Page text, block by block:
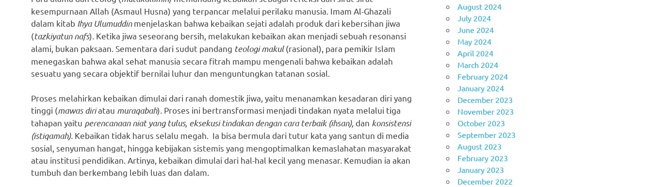
kesempurnaan Allah (Asmaul Husna) yang terpancar melalui perilaku manusia. Imam Al-Ghazali
dalam kitab Ihya Ulumuddinmenjelaskan bahwa kebaikan sejati adalah produk dari kebersihan jiwa
(tazkiyatun nafs). Ketika jiwa seseorang bersih, melakukan kebaikan akan menjadi sebuah resonansi
alami, bukan paksaan. Sementara dari sudut pandang teologi makul(rasional), para pemikir Islam
menegaskan bahwa akal sehat manusia secara fitrah mampu mengenali bahwa kebaikan adalah
sesuatu yang secara objektif bernilai luhur dan menguntungkan tatanan sosial.
Proses melahirkan kebaikan dimulai dari ranah domestik jiwa, yaitu menanamkan kesadaran diri yang
tinggi (mawas diriatau muraqabah). Proses ini bertransformasi menjadi tindakan nyata melalui tiga
tahapan yaitu perencanaan niat yang tulus, eksekusi tindakan dengan cara terbaik (ihsan), dan konsistensi
(istiqamah). Kebaikan tidak harus selalu megah. Ia bisa bermula dari tutur kata yang santun di media
sosial, senyuman hangat, hingga kebijakan sistemis yang mengoptimalkan kemaslahatan masyarakat
atau institusi pendidikan. Artinya, kebaikan dimulai dari hal-hal kecil yang menasar. Kemudian ia akan
tumbuh dan berkembang lebih luas dan dalam.
August 2024
July 2024
June 2024
May 2024
April 2024
March 2024
February 2024
January 2024
December 2023
November 2023
October 2023
September 2023
August 2023
February 2023
January 2023
December 2022